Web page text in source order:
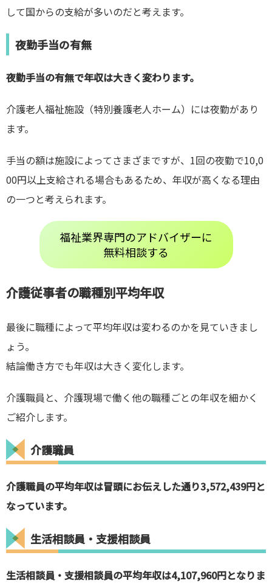
して国からの支給が多いのだと考えます。
夜勤手当の有無
夜勤手当の有無で年収は大きく変わります。
介護老人福祉施設 （特別養護老人ホーム） には夜勤があり
ます。
手当の額は施設によってさまざまですが、1回の夜勤で10,0
00円以上支給される場合もあるため、年収が高くなる理由
の一つと考えられます。
福祉業界専門のアドバイザーに
無料相談する
介護従事者の職種別平均年収
最後に職種によって平均年収は変わるのかを見ていきまし
ょう。
結論働き方でも年収は大きく変化します。
介護職員と、介護現場で働く他の職種ごとの年収を細かく
ご紹介します。
介護職員
介護職員の平均年収は冒頭にお伝えした通り3,572,439円と
なっています。
生活相談員・支援相談員
生活相談員・支援相談員の平均年収は4,107,960円となりま